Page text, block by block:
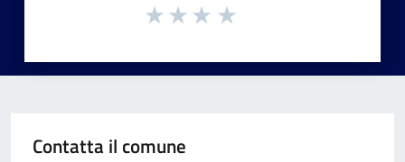
Contatta il comune